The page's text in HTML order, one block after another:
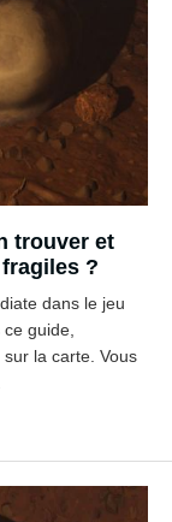
trouver et
?
dans le jeu
guide,
la carte. Vous